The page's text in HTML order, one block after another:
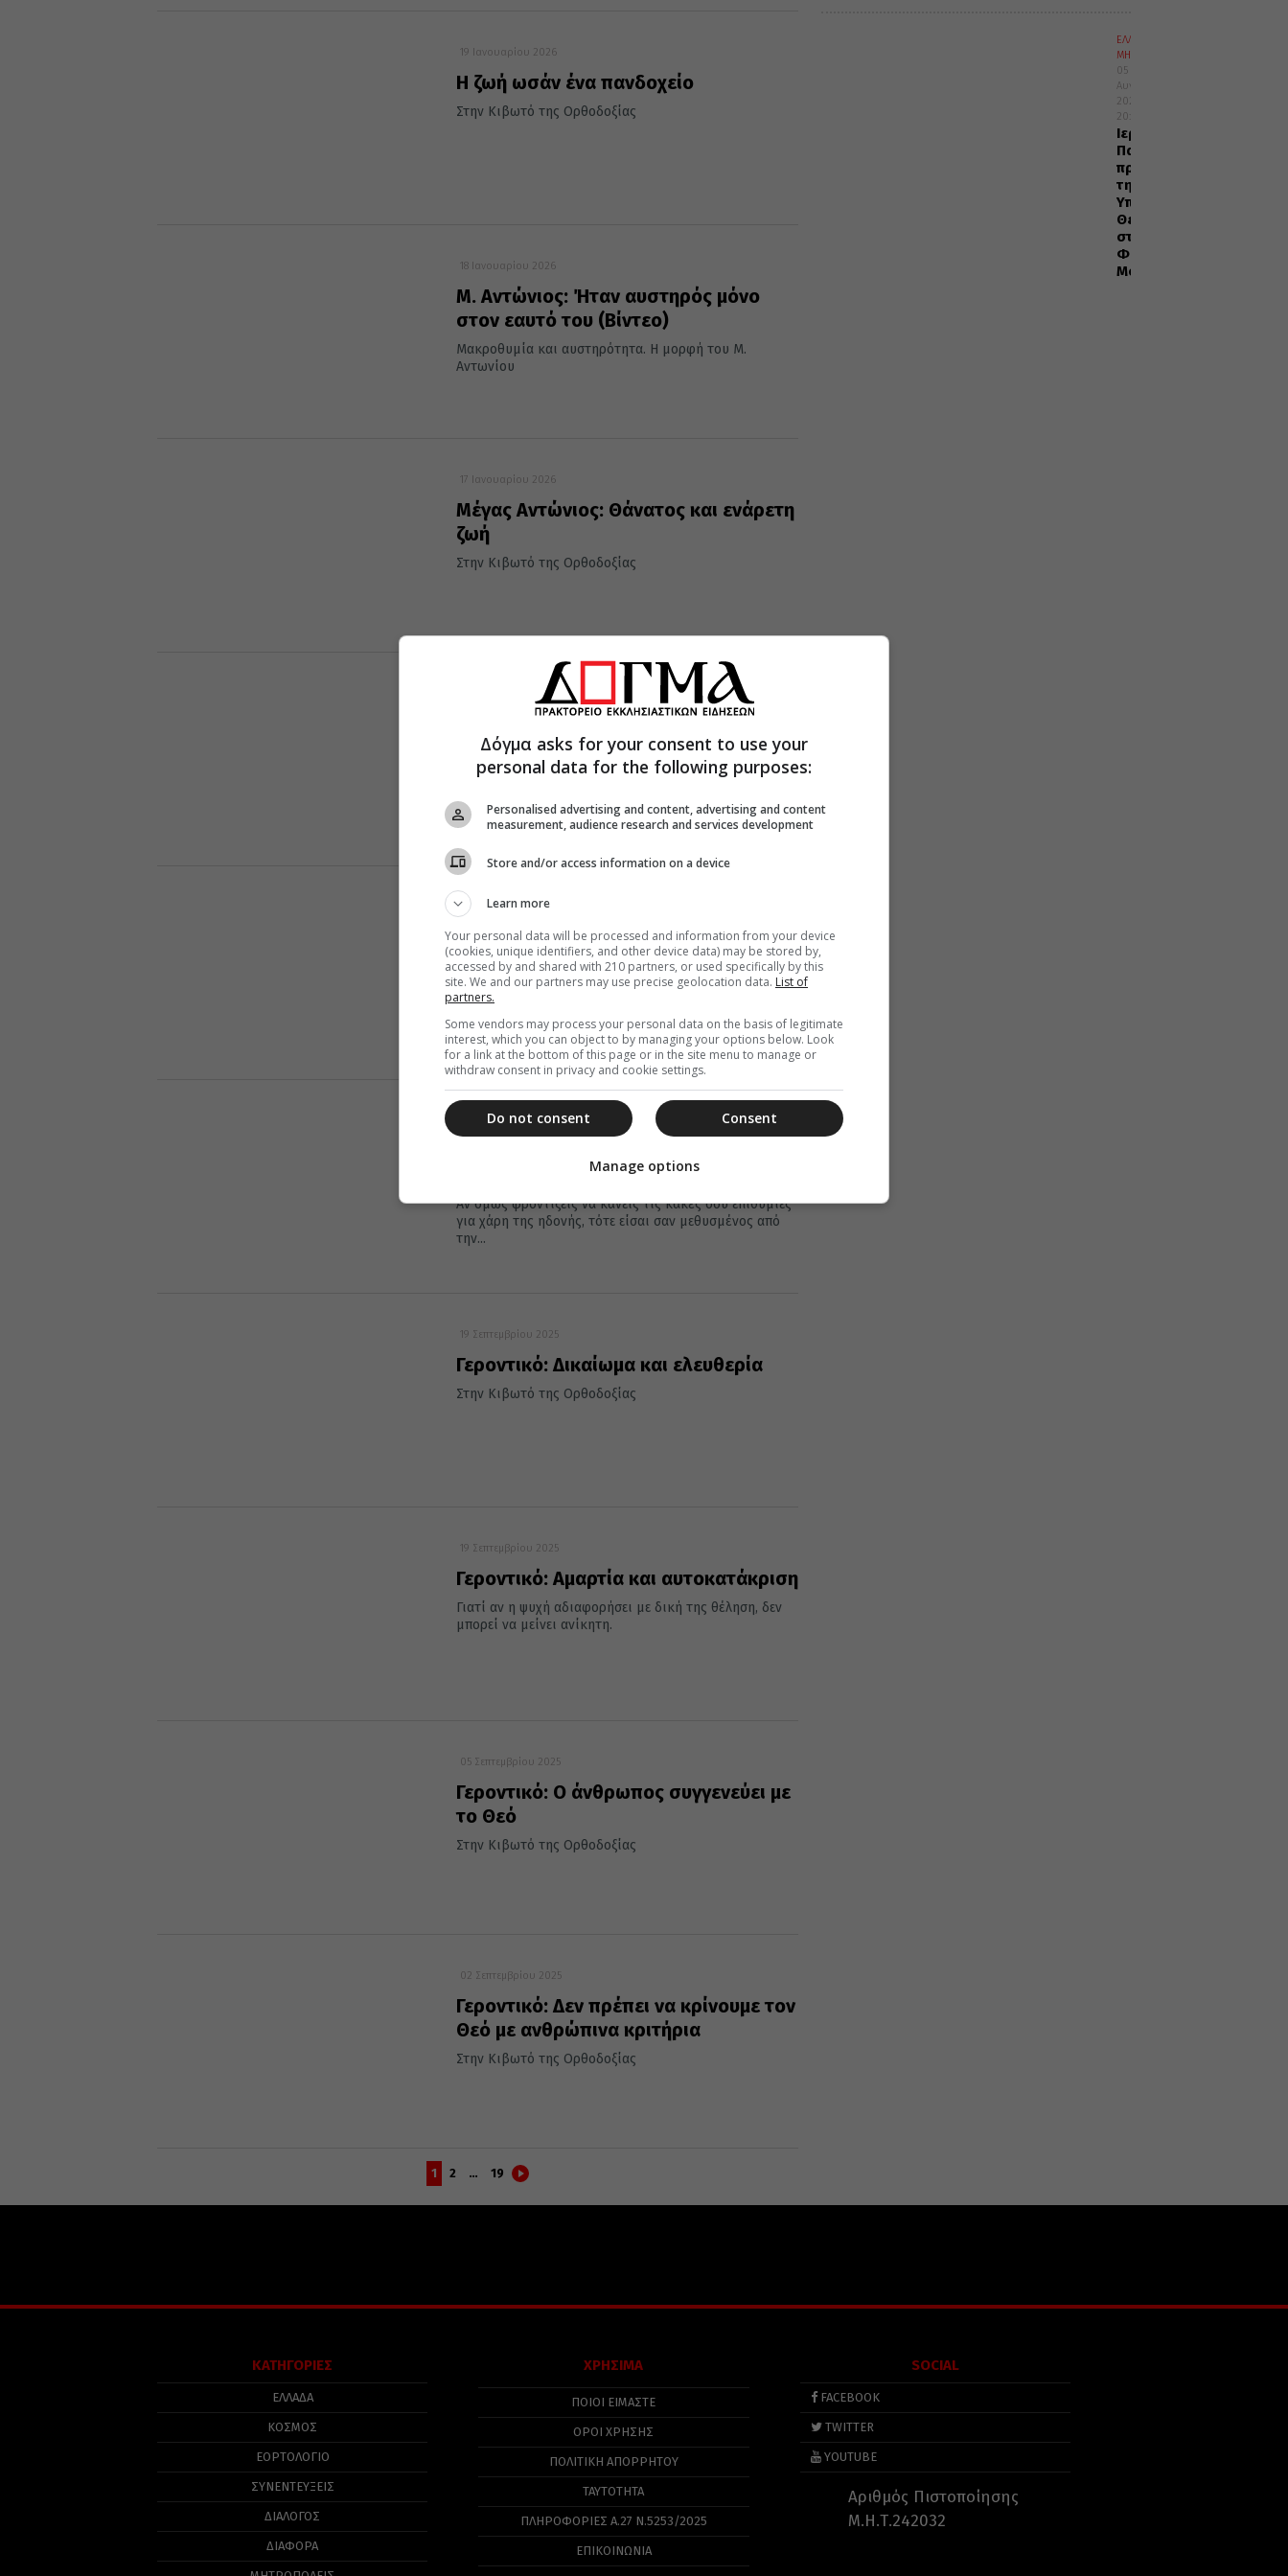
19 Ιανουαρίου 2026
Η ζωή ωσάν ένα πανδοχείο
Στην Κιβωτό της Ορθοδοξίας
18 Ιανουαρίου 2026
Μ. Αντώνιος: Ήταν αυστηρός μόνο
στον εαυτό του (Βίντεο)
Μακροθυμία και αυστηρότητα. Η μορφή του Μ.
Αντωνίου
17 Ιανουαρίου 2026
Μέγας Αντώνιος: Θάνατος και ενάρετη
ζωή
Στην Κιβωτό της Ορθοδοξίας
16 Ιανουαρίου 2026
Μέγας Αντώνιος: Ο νους της ψυχής
Στην Κιβωτό της Ορθοδοξίας
11 Ιανουαρίου 2026
Μ. Αντώνιος: Νίκη και πάθη
Στην Κιβωτό της Ορθοδοξίας
26 Σεπτεμβρίου 2025
αναισθησία της ψυχής
Αν όμως φροντίζεις να κάνεις τις κακές σου επιθυμίες
για χάρη της ηδονής, τότε είσαι σαν μεθυσμένος από
την...
19 Σεπτεμβρίου 2025
Γεροντικό: Δικαίωμα και ελευθερία
Στην Κιβωτό της Ορθοδοξίας
19 Σεπτεμβρίου 2025
Γεροντικό: Αμαρτία και αυτοκατάκριση
Γιατί αν η ψυχή αδιαφορήσει με δική της θέληση, δεν
μπορεί να μείνει ανίκητη.
05 Σεπτεμβρίου 2025
Γεροντικό: Ο άνθρωπος συγγενεύει με
το Θεό
Στην Κιβωτό της Ορθοδοξίας
02 Σεπτεμβρίου 2025
Γεροντικό: Δεν πρέπει να κρίνουμε τον
Θεό με ανθρώπινα κριτήρια
Στην Κιβωτό της Ορθοδοξίας
1 2 … 19
ΕΛΛΑΔΑ
ΜΗΤΡΟΠΟΛΕΙΣ
05
Αυγούστου
2026
20:29
Ιερά
Παράκληση
προς
την
Υπεραγία
Θεοτόκο
στα
Φαβριανά
Μονοφατσίου
ΚΑΤΗΓΟΡΙΕΣ
ΕΛΛΑΔΑ
ΚΟΣΜΟΣ
ΕΟΡΤΟΛΟΓΙΟ
ΣΥΝΕΝΤΕΥΞΕΙΣ
ΔΙΑΛΟΓΟΣ
ΔΙΑΦΟΡΑ
ΧΡΗΣΙΜΑ
ΠΟΙΟΙ ΕΙΜΑΣΤΕ
ΟΡΟΙ ΧΡΗΣΗΣ
ΠΟΛΙΤΙΚΉ ΑΠΟΡΡΉΤΟΥ
ΤΑΥΤΟΤΗΤΑ
ΠΛΗΡΟΦΟΡΊΕΣ Α.27 Ν.5253/2025
ΕΠΙΚΟΙΝΩΝΙΑ
SOCIAL
FACEBOOK
TWITTER
YOUTUBE
Αριθμός Πιστοποίησης
Μ.Η.Τ.242032
Δόγμα asks for your consent to use your
personal data for the following purposes:
Personalised advertising and content, advertising and content
measurement, audience research and services development
Store and/or access information on a device
Learn more
Your personal data will be processed and information from your device
(cookies, unique identifiers, and other device data) may be stored by,
accessed by and shared with 210 partners, or used specifically by this
site. We and our partners may use precise geolocation data. List of
partners.
Some vendors may process your personal data on the basis of legitimate
interest, which you can object to by managing your options below. Look
for a link at the bottom of this page or in the site menu to manage or
withdraw consent in privacy and cookie settings.
Consent
Do not consent
Manage options